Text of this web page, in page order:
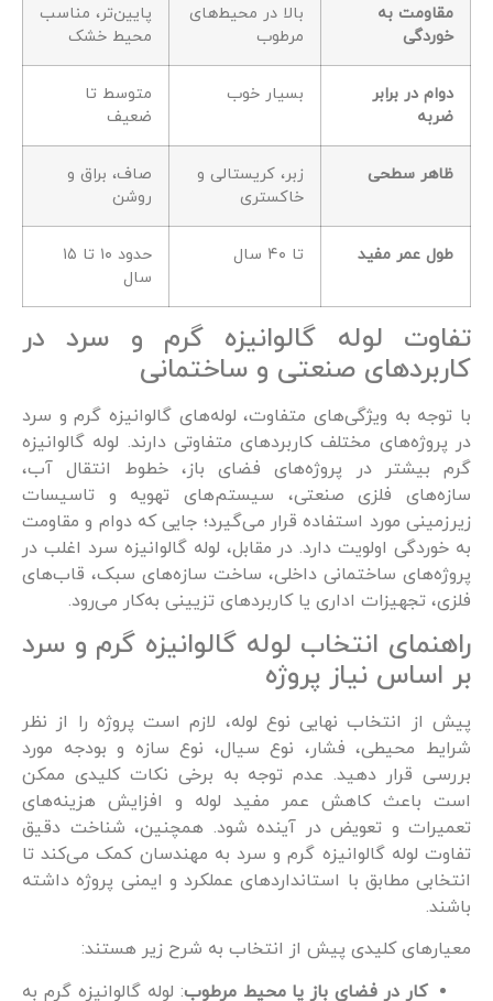
مقاومت به
خوردگی
بالا در محیط‌های
مرطوب
پایین‌تر، مناسب
محیط خشک
دوام در برابر
ضربه
بسیار خوب
متوسط تا
ضعیف
ظاهر سطحی
زبر، کریستالی و
خاکستری
صاف، براق و
روشن
طول عمر مفید تا ۴۰ سال
حدود ۱۰ تا ۱۵
سال
تفاوت لوله گالوانیزه گرم و سرد در
کاربردهای صنعتی و ساختمانی
با توجه به ویژگی‌های متفاوت، لوله‌های گالوانیزه گرم و سرد
در پروژه‌های مختلف کاربردهای متفاوتی دارند. لوله گالوانیزه
گرم بیشتر در پروژه‌های فضای باز، خطوط انتقال آب،
سازه‌های فلزی صنعتی، سیستم‌های تهویه و تاسیسات
زیرزمینی مورد استفاده قرار می‌گیرد؛ جایی که دوام و مقاومت
به خوردگی اولویت دارد. در مقابل، لوله گالوانیزه سرد اغلب در
پروژه‌های ساختمانی داخلی، ساخت سازه‌های سبک، قاب‌های
فلزی، تجهیزات اداری یا کاربردهای تزیینی به‌کار می‌رود.
راهنمای انتخاب لوله گالوانیزه گرم و سرد
بر اساس نیاز پروژه
پیش از انتخاب نهایی نوع لوله، لازم است پروژه را از نظر
شرایط محیطی، فشار، نوع سیال، نوع سازه و بودجه مورد
بررسی قرار دهید. عدم توجه به برخی نکات کلیدی ممکن
است باعث کاهش عمر مفید لوله و افزایش هزینه‌های
تعمیرات و تعویض در آینده شود. همچنین، شناخت دقیق
تفاوت لوله گالوانیزه گرم و سرد به مهندسان کمک می‌کند تا
انتخابی مطابق با استانداردهای عملکرد و ایمنی پروژه داشته
باشند.
معیارهای کلیدی پیش از انتخاب به شرح زیر هستند:
کار در فضای باز یا محیط مرطوب: لوله گالوانیزه گرم به